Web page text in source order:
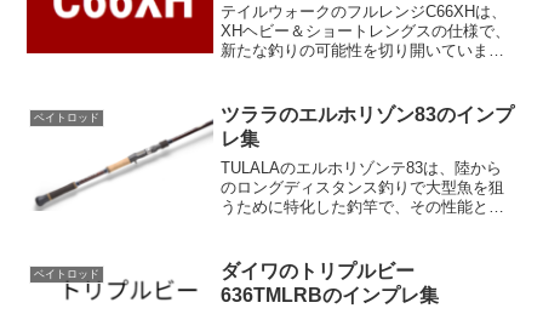
テイルウォークのフルレンジC66XHは、
XHヘビー＆ショートレングスの仕様で、
新たな釣りの可能性を切り開いていま
おり、これにより異次元の攻めを実現。
ただ硬いだけでなく、...
ベイトロッド
ツララのエルホリゾン83のインプ
レ集
TULALAのエルホリゾンテ83は、陸から
のロングディスタンス釣りで大型魚を狙
うために特化した釣竿で、その性能と多
にヨーロッパオオナマズとの一騎打ちを
前提に設計されてお...
ベイトロッド
ダイワのトリプルビー
636TMLRBのインプレ集